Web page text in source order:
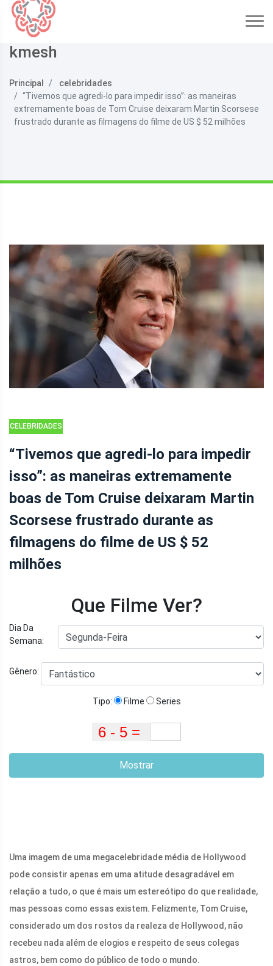
kmesh
Principal
celebridades
“Tivemos que agredi-lo para impedir isso”: as maneiras
extremamente boas de Tom Cruise deixaram Martin Scorsese
frustrado durante as filmagens do filme de US $ 52 milhões
CELEBRIDADES
“Tivemos que agredi-lo para impedir
isso”: as maneiras extremamente
boas de Tom Cruise deixaram Martin
Scorsese frustrado durante as
filmagens do filme de US $ 52
milhões
Que Filme Ver?
Dia Da
Semana:
Gênero:
Tipo: Filme Series
Mostrar
Uma imagem de uma megacelebridade média de Hollywood
pode consistir apenas em uma atitude desagradável em
relação a tudo, o que é mais um estereótipo do que realidade,
mas pessoas como essas existem. Felizmente, Tom Cruise,
considerado um dos rostos da realeza de Hollywood, não
recebeu nada além de elogios e respeito de seus colegas
astros, bem como do público de todo o mundo.